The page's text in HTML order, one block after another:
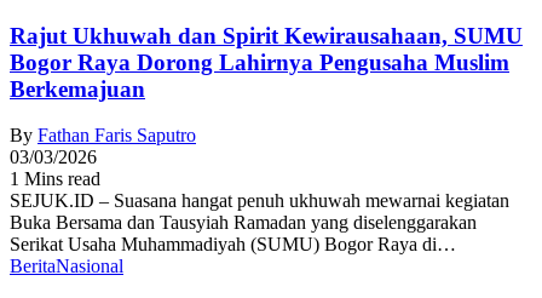
Rajut Ukhuwah dan Spirit Kewirausahaan, SUMU
Bogor Raya Dorong Lahirnya Pengusaha Muslim
Berkemajuan
By Fathan Faris Saputro
03/03/2026
1 Mins read
SEJUK.ID – Suasana hangat penuh ukhuwah mewarnai kegiatan
Buka Bersama dan Tausyiah Ramadan yang diselenggarakan
Serikat Usaha Muhammadiyah (SUMU) Bogor Raya di…
BeritaNasional